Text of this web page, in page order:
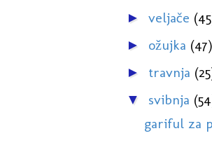
► veljače
► ožujka (47)
► travnja
▼ svibnja
gariful za